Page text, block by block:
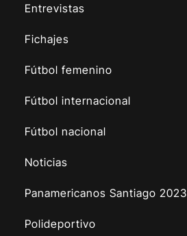
Entrevistas
Fichajes
Fútbol femenino
Fútbol internacional
Fútbol nacional
Noticias
Panamericanos Santiago 2023
Polideportivo